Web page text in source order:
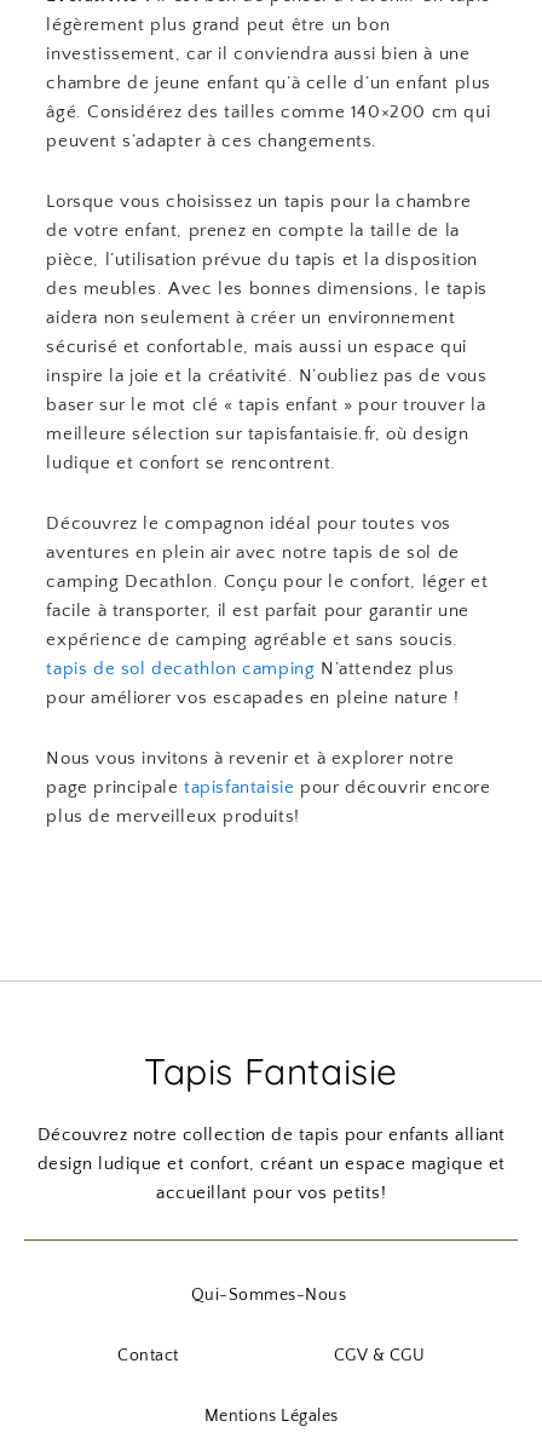
légèrement plus grand peut être un bon
investissement, car il conviendra aussi bien à une
chambre de jeune enfant qu’à celle d’un enfant plus
âgé. Considérez des tailles comme 140×200 cm qui
peuvent s’adapter à ces changements.
Lorsque vous choisissez un tapis pour la chambre
de votre enfant, prenez en compte la taille de la
pièce, l’utilisation prévue du tapis et la disposition
des meubles. Avec les bonnes dimensions, le tapis
aidera non seulement à créer un environnement
sécurisé et confortable, mais aussi un espace qui
inspire la joie et la créativité. N’oubliez pas de vous
baser sur le mot clé « tapis enfant » pour trouver la
meilleure sélection sur tapisfantaisie.fr, où design
ludique et confort se rencontrent.
Découvrez le compagnon idéal pour toutes vos
aventures en plein air avec notre tapis de sol de
camping Decathlon. Conçu pour le confort, léger et
facile à transporter, il est parfait pour garantir une
expérience de camping agréable et sans soucis.
tapis de sol decathlon camping N’attendez plus
pour améliorer vos escapades en pleine nature !
Nous vous invitons à revenir et à explorer notre
page principaletapisfantaisie pour découvrir encore
plus de merveilleux produits!
Tapis Fantaisie
Découvrez notre collection de tapis pour enfants alliant
design ludique et confort, créant un espace magique et
accueillant pour vos petits!
Qui-Sommes-Nous
Contact CGV & CGU
Mentions Légales